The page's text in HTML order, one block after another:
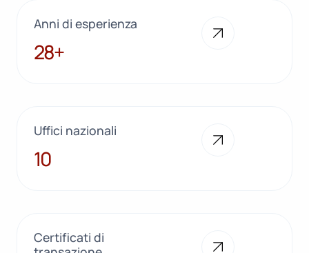
Anni di esperienza
28+
28+
Uffici nazionali
10
10
Certificati di